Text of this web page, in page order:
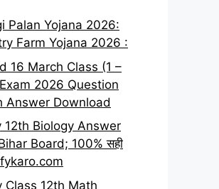
Palan Yojana 2026:
Farm Yojana 2026 :
16 March Class (1 –
2026 Question
Answer Download
12th Biology Answer
Board; 100% सही
Class 12th Math